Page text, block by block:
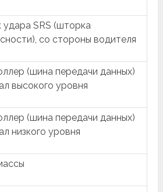
удара SRS (шторка
со стороны водителя
(шина передачи данных)
высокого уровня
(шина передачи данных)
низкого уровня